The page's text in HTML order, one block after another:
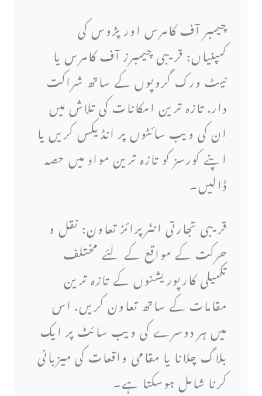
چیمبر آف کامرس اور پڑوس کی
کمپنیاں: قریبی چیمبرز آف کامرس یا
نیٹ ورک گروپوں کے ساتھ شراکت
دار. تازہ ترین امکانات کی تلاش میں
ان کی ویب سائٹوں پر انڈیکس کریں یا
اپنے کورسز کو تازہ ترین مواد میں حصہ
ڈالیں۔
قریبی تجارتی انٹرپرائز تعاون: نقل و
حرکت کے مواقع کے لئے مختلف
تکمیلی کارپوریشنوں کے تازہ ترین
مقامات کے ساتھ تعاون کریں. اس
میں ہر دوسرے کی ویب سائٹ پر ایک
بلاگ چلانا یا مقامی واقعات کی میزبانی
کرنا شامل ہوسکتا ہے۔